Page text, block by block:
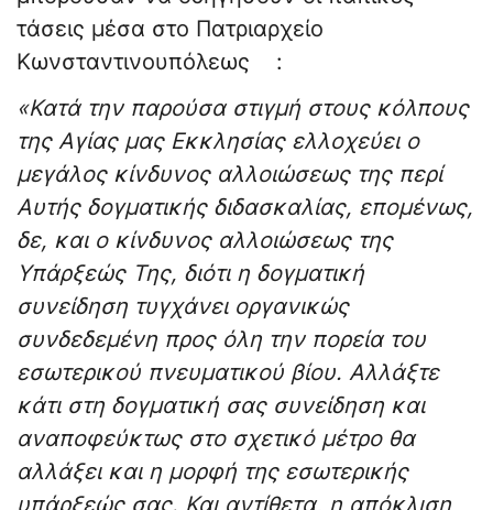
τάσεις μέσα στο Πατριαρχείο
Κωνσταντινουπόλεως :
«Κατά την παρούσα στιγμή στους κόλπους
της Αγίας μας Εκκλησίας ελλοχεύει ο
μεγάλος κίνδυνος αλλοιώσεως της περί
Αυτής δογματικής διδασκαλίας, επομένως,
δε, και ο κίνδυνος αλλοιώσεως της
Υπάρξεώς Της, διότι η δογματική
συνείδηση τυγχάνει οργανικώς
συνδεδεμένη προς όλη την πορεία του
εσωτερικού πνευματικού βίου. Αλλάξτε
κάτι στη δογματική σας συνείδηση και
αναποφεύκτως στο σχετικό μέτρο θα
αλλάξει και η μορφή της εσωτερικής